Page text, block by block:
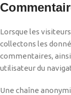
Lorsque les
collectons les
commentaires, ainsi
utilisateur du
Une chaîne